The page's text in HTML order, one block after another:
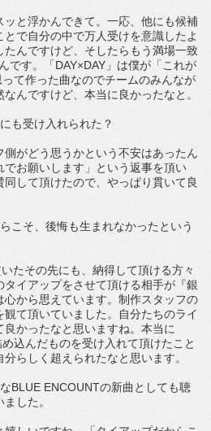
ッと浮かんできて。一応、他にも候補
で自分の中で万人受けを意識したよ
たんですけど、そしたらもう満場一致
です。「DAY×DAY」は僕が「これが
て作った曲なのでチームのみんなが
んですけど、本当に良かったなと。
も受け入れられた？
がどう思うかという不安はあったん
お願いします」という返事を頂い
して頂けたので、やっぱり貫いて良
こそ、後悔も生まれなかったという
たその先にも、納得して頂ける方々
イアップをさせて頂ける相手が『銀
から思えています。制作スタッフの
て頂いていました。自分たちのライ
かったなと思いますね。本当に
込んだものを受け入れて頂けたこと
らしく超えられたなと思います。
BLUE ENCOUNTの新曲としても聴
した。